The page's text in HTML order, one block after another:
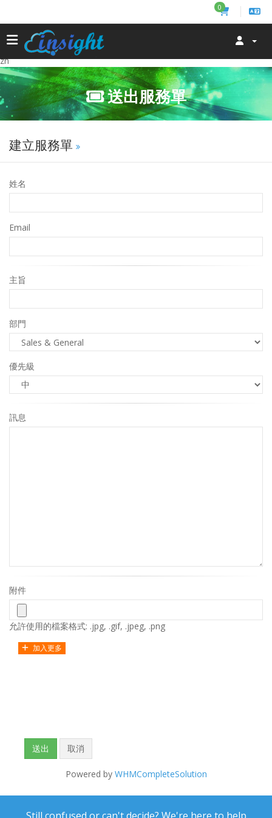
zh
0
送出服務單
建立服務單
姓名
Email
主旨
部門
優先級
訊息
附件
允許使用的檔案格式: .jpg, .gif, .jpeg, .png
加入更多
取消
Powered by WHMCompleteSolution